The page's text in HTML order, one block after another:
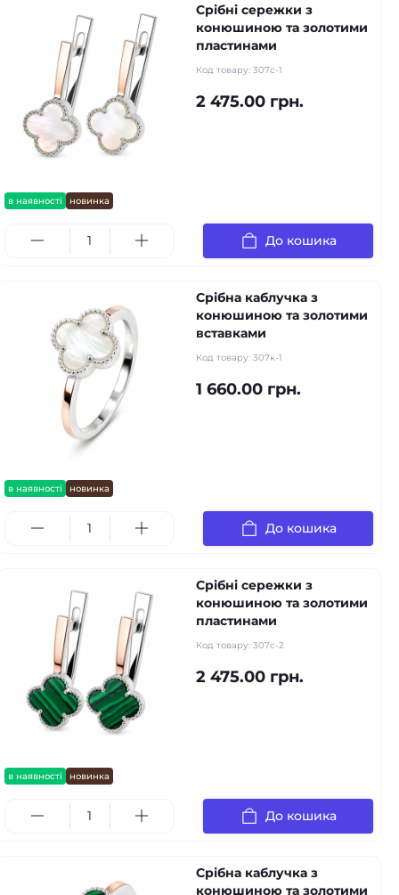
в наявності новинка
Срібні сережки з
конюшиною та золотими
пластинами
Код товару: 307с-1
2 475.00 грн.
До кошика
в наявності новинка
Срібна каблучка з
конюшиною та золотими
вставками
Код товару: 307к-1
1 660.00 грн.
До кошика
в наявності новинка
Срібні сережки з
конюшиною та золотими
пластинами
Код товару: 307с-2
2 475.00 грн.
До кошика
Срібна каблучка з
конюшиною та золотими